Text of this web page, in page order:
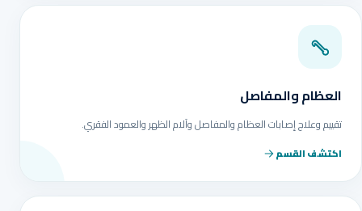
العظام والمفاصل
تقييم وعلاج إصابات العظام والمفاصل وآلام الظهر والعمود الفقري.
اكتشف القسم